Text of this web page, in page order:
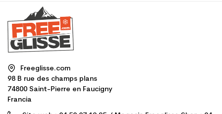
Freeglisse.com
98 B rue des champs plans
74800 Saint-Pierre en Faucigny
Francia